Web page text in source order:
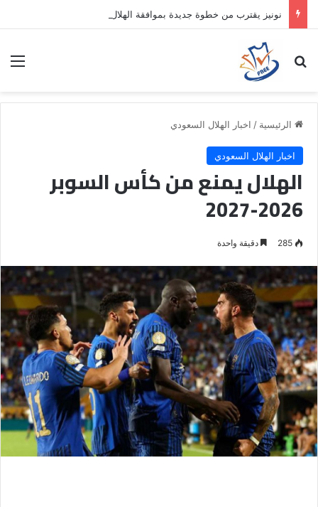
نونيز يقترب من خطوة جديدة بموافقة الهلال
بحث عن
الرئيسية / اخبار الهلال السعودي
اخبار الهلال السعودي
الهلال يمنع من كأس السوبر
2026-2027
285 دقيقة واحدة